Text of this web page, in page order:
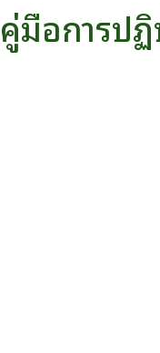
คู่มือการป